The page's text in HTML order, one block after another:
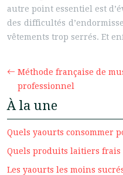
autre point essentiel est
des difficultés
vêtements trop serrés. Et
Méthode française de
professionnel
À la une
Quels yaourts consommer
Quels produits laitiers frais
Les yaourts les moins